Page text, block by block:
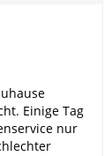
Einige Tag
nur